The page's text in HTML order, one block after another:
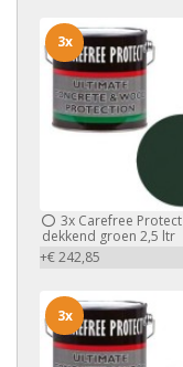
3x Carefree Protect
dekkend groen 2,5 ltr
+€ 242,85
3x
3x